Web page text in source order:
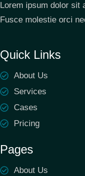
Lorem ipsum dolor sit
Fusce molestie orci
Quick Links
About Us
Services
Cases
Pricing
Pages
About Us